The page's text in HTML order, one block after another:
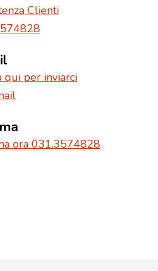
Clienti
qui per inviarci
ora 031.3574828